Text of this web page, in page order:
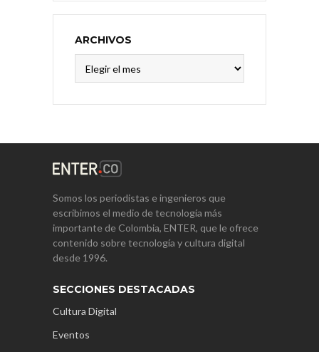
ARCHIVOS
Somos los periodistas e ingenieros que
escribimos el medio de tecnología más
importante de Colombia, ENTER, que le ofrece
contenido sobre tecnología y cultura digital
desde 1996.
SECCIONES DESTACADAS
Cultura Digital
Eventos